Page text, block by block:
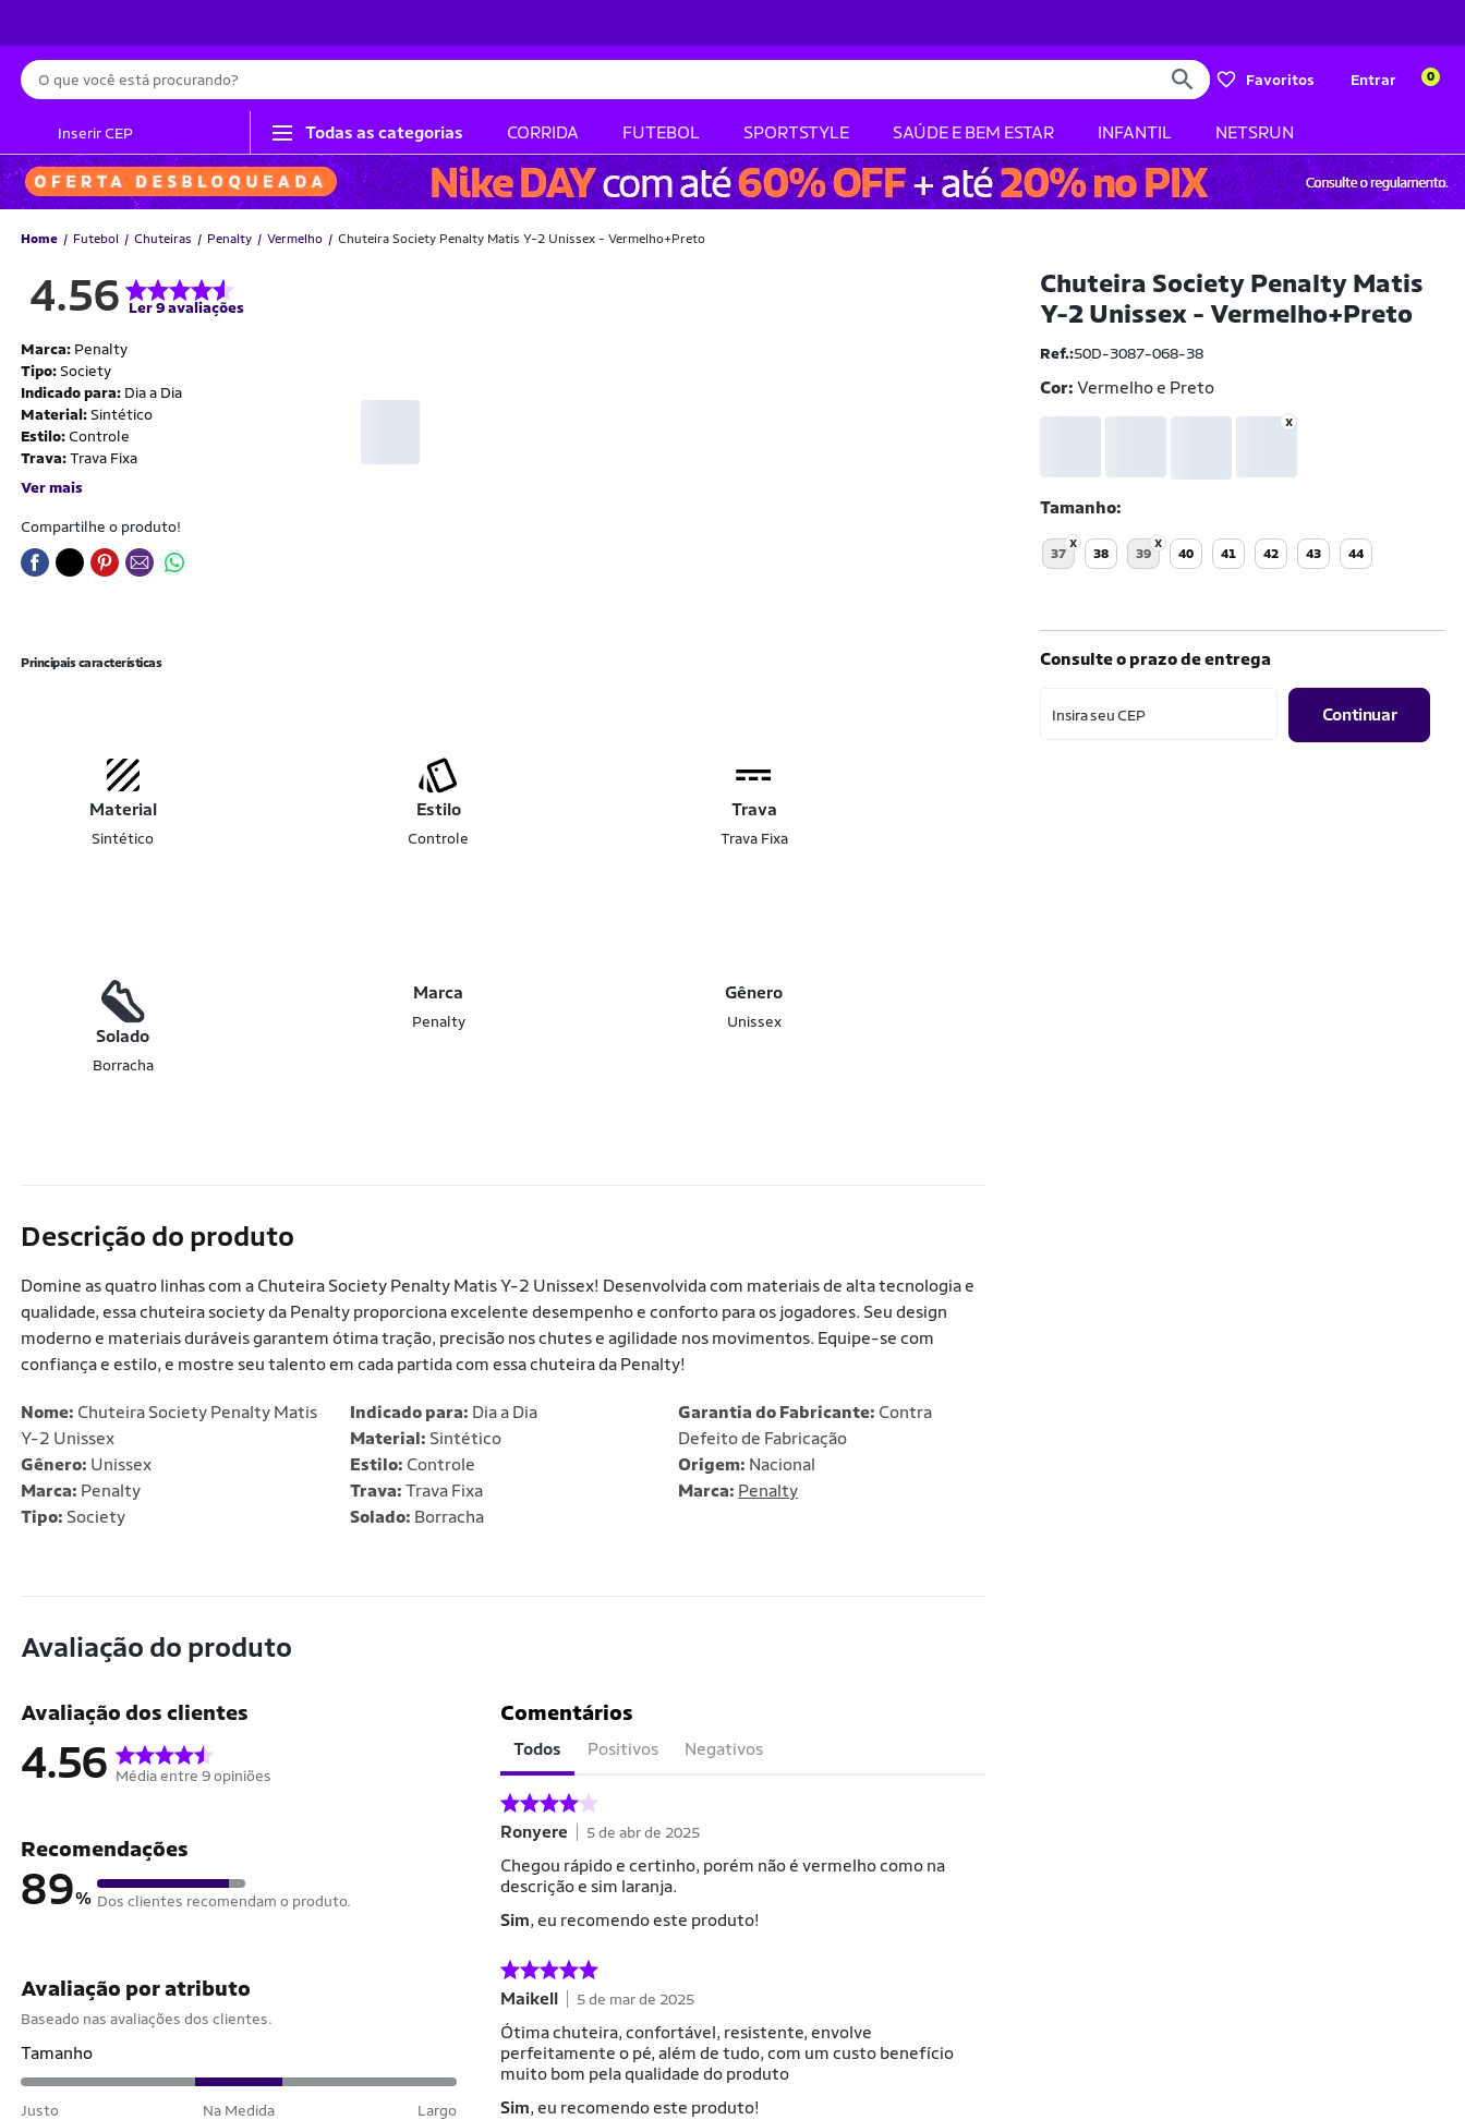
Busca
Favoritos Entrar 0
Inserir CEP Todas as categorias CORRIDA FUTEBOL SPORTSTYLE SAÚDE E BEM ESTAR INFANTIL NETSRUN
Home Futebol Chuteiras Penalty Vermelho Chuteira Society Penalty Matis Y-2 Unissex - Vermelho+Preto
4.56 Ler 9 avaliações
Marca: Penalty
Tipo:Society
Indicado para: Dia a Dia
Material:Sintético
Estilo: Controle
Trava:Trava Fixa
Ver mais
Compartilhe o produto!
Chuteira Society Penalty Matis
Y-2 Unissex - Vermelho+Preto
Ref.:50D-3087-068-38
Cor:Vermelho e Preto
Tamanho
37 38 39 40 41 42 43 44
Consulte o prazo de entrega
Insira seu CEP Continuar
Principais características
Material
Sintético
Estilo
Controle
Trava
Trava Fixa
Solado
Borracha
Marca
Penalty
Gênero
Unissex
Descrição do produto
Domine as quatro linhas com a Chuteira Society Penalty Matis Y-2 Unissex! Desenvolvida com materiais de alta tecnologia e
qualidade, essa chuteira society da Penalty proporciona excelente desempenho e conforto para os jogadores. Seu design
moderno e materiais duráveis garantem ótima tração, precisão nos chutes e agilidade nos movimentos. Equipe-se com
confiança e estilo, e mostre seu talento em cada partida com essa chuteira da Penalty!
Nome: Chuteira Society Penalty Matis
Y-2 Unissex
Gênero: Unissex
Marca: Penalty
Tipo: Society
Indicado para: Dia a Dia
Material: Sintético
Estilo: Controle
Trava: Trava Fixa
Solado: Borracha
Garantia do Fabricante: Contra
Defeito de Fabricação
Origem: Nacional
Marca: Penalty
Avaliação do produto
Avaliação dos clientes
4.56 Média entre 9 opiniões
Recomendações
89% Dos clientes recomendam o produto.
Avaliação por atributo
Baseado nas avaliações dos clientes.
Tamanho
Justo Na Medida Largo
Comentários
Todos Positivos Negativos
Ronyere 5 de abr de 2025
Chegou rápido e certinho, porém não é vermelho como na
descrição e sim laranja.
Sim, eu recomendo este produto!
Maikell 5 de mar de 2025
Ótima chuteira, confortável, resistente, envolve
perfeitamente o pé, além de tudo, com um custo benefício
muito bom pela qualidade do produto
Sim, eu recomendo este produto!